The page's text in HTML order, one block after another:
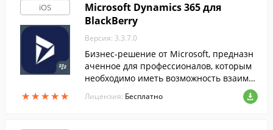
iOS
★★★★★
★★★★★
Microsoft Dynamics 365 для
BlackBerry
Версия: 3.3.7.0
Бизнес-решение от Microsoft, предназн
аченное для профессионалов, которым
необходимо иметь возможность взаимо
действовать с клиентами в любом месте
и в любое время, без потери в эффектив
Лицензия: Бесплатно